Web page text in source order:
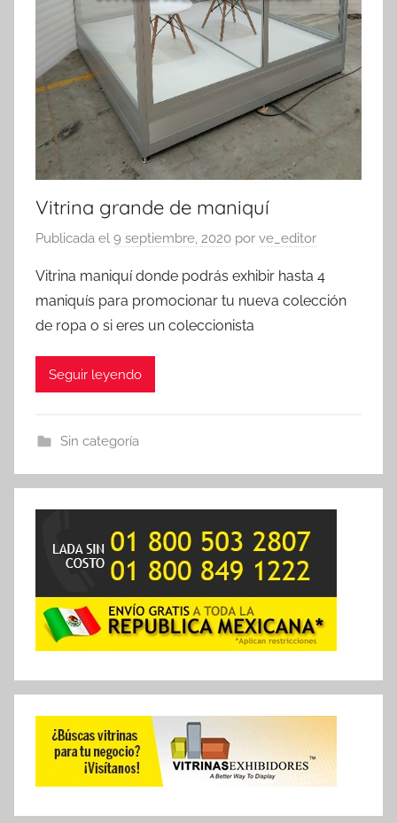
Vitrina grande de maniquí
Publicada el 9 septiembre, 2020 por ve_editor
Vitrina maniquí donde podrás exhibir hasta 4
maniquís para promocionar tu nueva colección
de ropa o si eres un coleccionista
Seguir leyendo
Sin categoría